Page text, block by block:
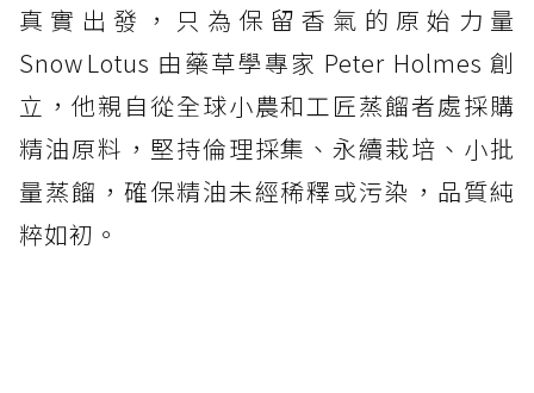
真實出發，只為保留香氣的原始力量
Snow Lotus 由藥草學專家 Peter Holmes 創
立，他親自從全球小農和工匠蒸餾者處採購
精油原料，堅持倫理採集、永續栽培、小批
量蒸餾，確保精油未經稀釋或污染，品質純
粹如初。